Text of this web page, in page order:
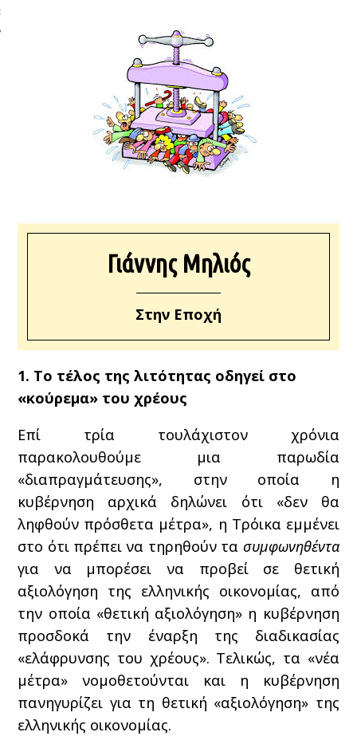
Γιάννης Μηλιός
Στην Εποχή
1. Το τέλος της λιτότητας οδηγεί στο
«κούρεμα» του χρέους
Επί τρία τουλάχιστον χρόνια
παρακολουθούμε μια παρωδία
«διαπραγμάτευσης», στην οποία η
κυβέρνηση αρχικά δηλώνει ότι «δεν θα
ληφθούν πρόσθετα μέτρα», η Τρόικα εμμένει
στο ότι πρέπει να τηρηθούν τα συμφωνηθέντα
για να μπορέσει να προβεί σε θετική
αξιολόγηση της ελληνικής οικονομίας, από
την οποία «θετική αξιολόγηση» η κυβέρνηση
προσδοκά την έναρξη της διαδικασίας
«ελάφρυνσης του χρέους». Τελικώς, τα «νέα
μέτρα» νομοθετούνται και η κυβέρνηση
πανηγυρίζει για τη θετική «αξιολόγηση» της
ελληνικής οικονομίας.